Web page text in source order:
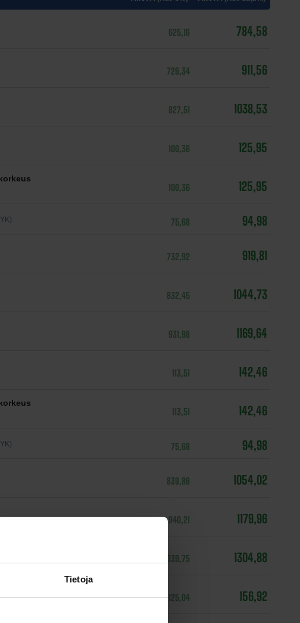
Tietoja
625,16 784,58
726,34 911,56
827,51 1038,53
100,36 125,95
100,36 125,95
75,68 94,98
732,92 919,81
832,45 1044,73
931,98 1169,64
113,51 142,46
113,51 142,46
75,68 94,98
839,86 1054,02
940,21 1179,96
1039,75 1304,88
125,04 156,92